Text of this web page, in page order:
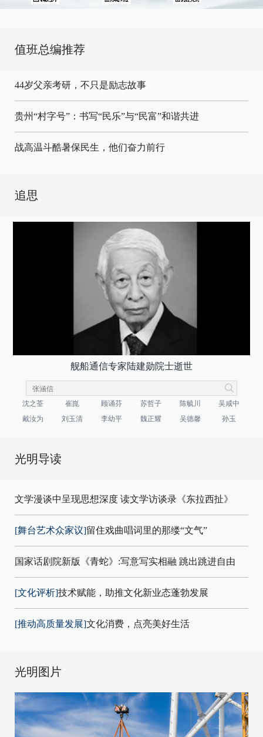
值班总编推荐
44岁父亲考研，不只是励志故事
贵州“村字号”：书写“民乐”与“民富”和谐共进
战高温斗酷暑保民生，他们奋力前行
追思
舰船通信专家陆建勋院士逝世
沈之荃 崔崑 顾诵芬 苏哲子 陈毓川
吴咸中
戴汝为
刘玉清 李幼平 魏正耀 吴德馨 孙玉
光明导读
文学漫谈中呈现思想深度 读文学访谈录《东拉西扯》
[舞台艺术众家议]留住戏曲唱词里的那缕“文气”
国家话剧院新版《青蛇》:写意写实相融 跳出跳进自由
[文化评析]技术赋能，助推文化新业态蓬勃发展
[推动高质量发展]文化消费，点亮美好生活
光明图片